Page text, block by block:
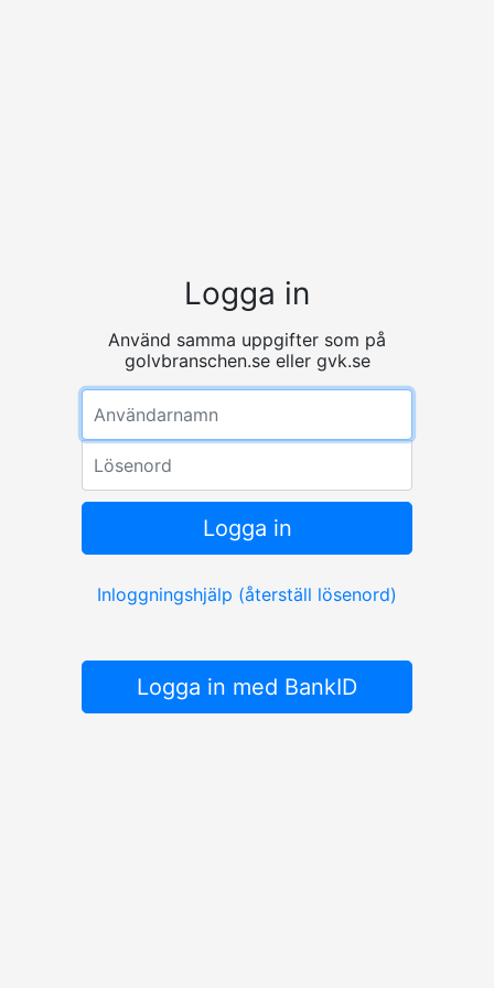
Logga in
Använd samma uppgifter som på
golvbranschen.se eller gvk.se
Logga in
Inloggningshjälp (återställ lösenord)
Logga in med BankID